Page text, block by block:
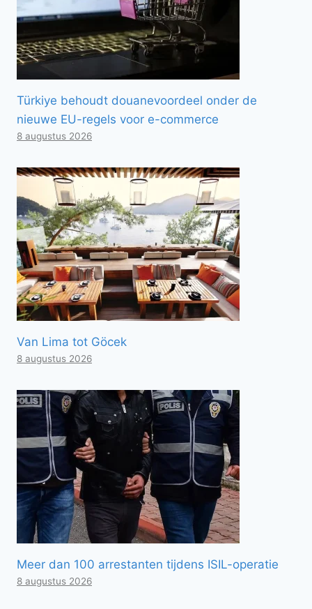
Türkiye behoudt douanevoordeel onder de
nieuwe EU-regels voor e-commerce
8 augustus 2026
Van Lima tot Göcek
8 augustus 2026
Meer dan 100 arrestanten tijdens ISIL-operatie
8 augustus 2026